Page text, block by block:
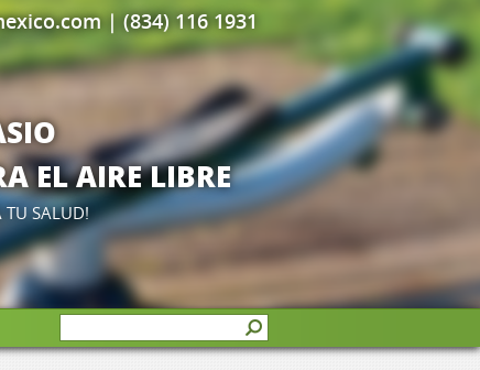
| (834) 116 1931
EL AIRE LIBRE
TU SALUD!